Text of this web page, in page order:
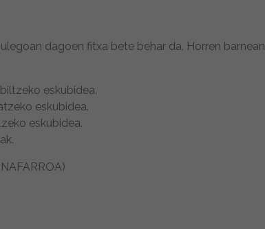
dagoen fitxa bete behar da. Horren barnean
eskubidea.
eskubidea.
eskubidea.